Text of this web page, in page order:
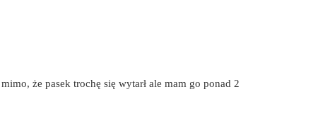
że pasek trochę się wytarł ale mam go ponad 2